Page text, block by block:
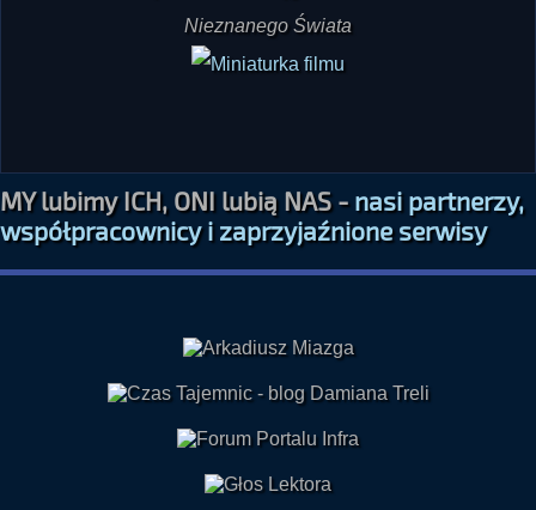
Nieznanego Świata
MY lubimy ICH, ONI lubią NAS -nasi partnerzy,
współpracownicy i zaprzyjaźnione serwisy